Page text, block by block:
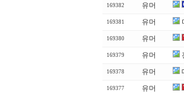
169382 유머
169381 유머
169380 유머
169379 유머
169378 유머
169377 유머